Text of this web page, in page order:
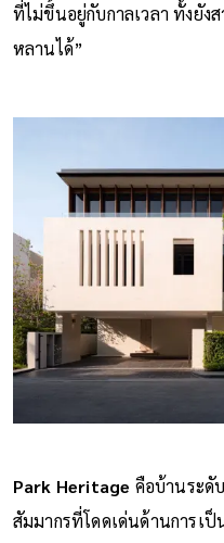
ที่ไม่ขึ้นอยู่กับกาลเวลา ทั้งยัง
หลานได้”
Park Heritage คือบ้านระดั
สัมมากรที่โดดเด่นด้านการเป็